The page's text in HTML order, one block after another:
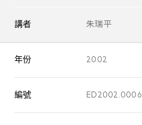
講者 朱瑞平
年份 2002
編號 ED2002.0006